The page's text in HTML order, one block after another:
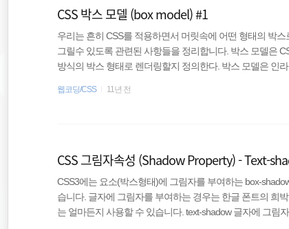
CSS 박스 모델 (box model) #1
우리는 흔히 CSS를 적용하면서 머릿속에 어떤 형태의 박
그릴수 있도록 관련된 사항들을 정리합니다. 박스 모델은
방식의 박스 형태로 렌더링할지 정의한다. 박스 모델은 인
내부 박스 둘레에는 패딩이 있고, 패딩 둘레에는 테두리가
웹코딩/CSS 11년 전
CSS 그림자속성 (Shadow Property) - Text-
CSS3에는 요소(박스형태)에 그림자를 부여하는 box-
습니다. 글자에 그림자를 부여하는 경우는 한글 폰트의 희
는 얼마든지 사용할 수 있습니다. text-shadow 글자에 그림
Utility
ubuntu
JavaScript
Windows